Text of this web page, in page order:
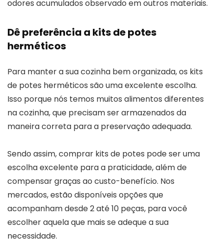
odores acumulados observado em outros materiais.
Dê preferência a kits de potes
herméticos
Para manter a sua cozinha bem organizada, os kits
de potes herméticos são uma excelente escolha.
Isso porque nós temos muitos alimentos diferentes
na cozinha, que precisam ser armazenados da
maneira correta para a preservação adequada.
Sendo assim, comprar kits de potes pode ser uma
escolha excelente para a praticidade, além de
compensar graças ao custo-benefício. Nos
mercados, estão disponíveis opções que
acompanham desde 2 até 10 peças, para você
escolher aquela que mais se adeque a sua
necessidade.